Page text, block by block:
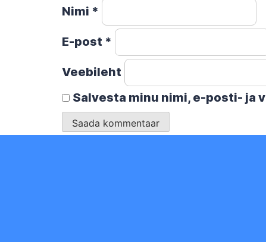
Nimi *
E-post *
Veebileht
Salvesta minu nimi, e-posti- ja